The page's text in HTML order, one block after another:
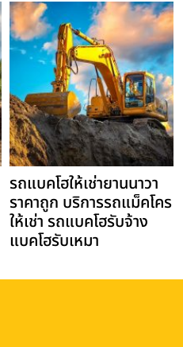
รถแบคโฮให้เช่ายานนาวา
ราคาถูก บริการรถแม็คโคร
ให้เช่า รถแบคโฮรับจ้าง
แบคโฮรับเหมา